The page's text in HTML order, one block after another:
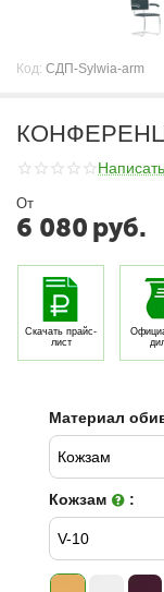
Код: СДП-Sylwia-arm
От
6 080 руб.
Скачать прайс-
лист
Материал
Кожзам :